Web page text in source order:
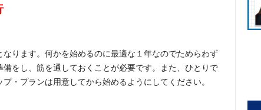
ります。何かを始めるのに最適な１年なのでためらわず
をし、筋を通しておくことが必要です。また、ひとりで
・プランは用意してから始めるようにしてください。